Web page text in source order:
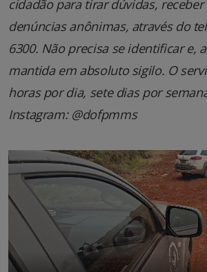
cidadão para tirar dúvidas,
denúncias anônimas, através do
6300. Não precisa se identificar e,
mantida em absoluto sigilo. O
horas por dia, sete dias por
Instagram: @dofpmms